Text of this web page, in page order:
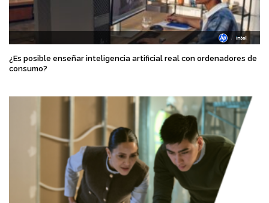
¿Es posible enseñar inteligencia artificial real con ordenadores de
consumo?